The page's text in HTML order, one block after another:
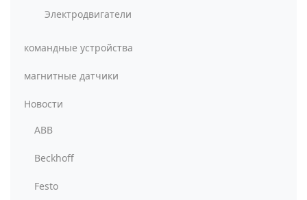
Электродвигатели
командные устройства
магнитные датчики
Новости
ABB
Beckhoff
Festo